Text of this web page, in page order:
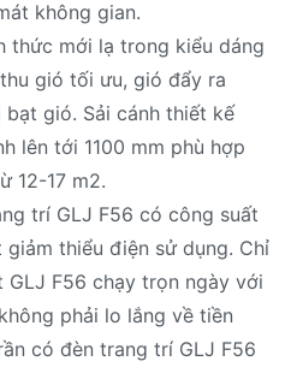
không gian.
thức mới lạ trong kiểu dáng
gió tối ưu, gió đẩy ra
gió. Sải cánh thiết kế
lên tới 1100 mm phù hợp
12-17 m2.
trí GLJ F56 có công suất
thiểu điện sử dụng. Chỉ
GLJ F56 chạy trọn ngày với
phải lo lắng về tiền
có đèn trang trí GLJ F56